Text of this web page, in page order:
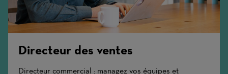
Directeur des ventes
Directeur commercial : managez vos équipes et